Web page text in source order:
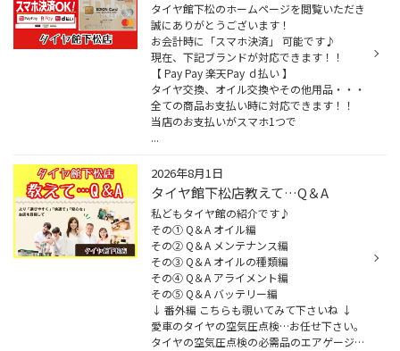
タイヤ館下松のホームページを閲覧いただき
誠にありがとうございます！
お会計時に「スマホ決済」 可能です♪
現在、下記ブランドが対応できます！！
【 Pay Pay 楽天Pay ｄ払い 】
タイヤ交換、オイル交換やその他用品・・・
全ての商品お支払い時に対応できます！！
当店のお支払いがスマホ1つで
...
2026年8月1日
タイヤ館下松店教えて…Q＆A
私どもタイヤ館の紹介です♪
その① Q＆A オイル編
その② Q＆A メンテナンス編
その③ Q＆A オイルの種類編
その④ Q＆A アライメント編
その⑤ Q＆A バッテリー編
↓ 番外編 こちらも覗いてみて下さいね ↓
愛車のタイヤの空気圧点検…お任せ下さい。
タイヤの空気圧点検の必需品のエアゲージ管理していま...